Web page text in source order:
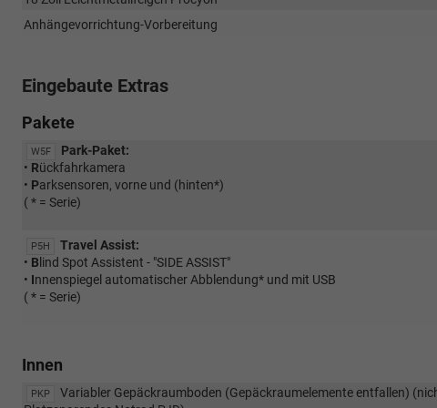
Anhängevorrichtung-Vorbereitung
Eingebaute Extras
Pakete
W5F
Park-Paket:
• Rückfahrkamera
• Parksensoren, vorne und (hinten*)
( * = Serie)
P5H
Travel Assist:
• B lind Spot Assistent - "SIDE ASSIST"
• Innenspiegel automatischer Abblendung* und mit USB
( * = Serie)
Innen
PKP
Variabler Gepäckraumboden (Gepäckraumelemente entfallen)